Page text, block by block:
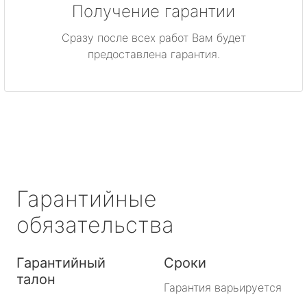
Получение гарантии
Сразу после всех работ Вам будет
предоставлена гарантия.
Гарантийные
обязательства
Гарантийный
талон
Сроки
Гарантия варьируется